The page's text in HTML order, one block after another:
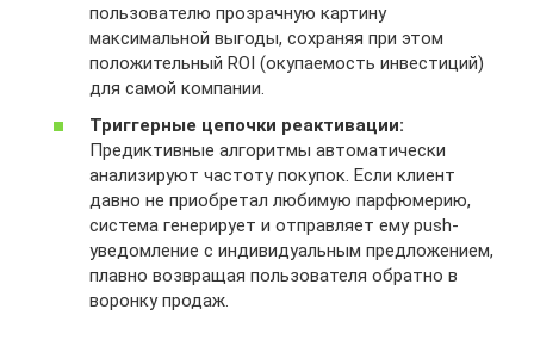
пользователю прозрачную картину
максимальной выгоды, сохраняя при этом
положительный ROI (окупаемость инвестиций)
для самой компании.
Триггерные цепочки реактивации:
Предиктивные алгоритмы автоматически
анализируют частоту покупок. Если клиент
давно не приобретал любимую парфюмерию,
система генерирует и отправляет ему push-
уведомление с индивидуальным предложением,
плавно возвращая пользователя обратно в
воронку продаж.